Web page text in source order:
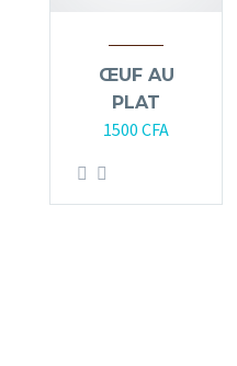
ŒUF AU
PLAT
1500 CFA